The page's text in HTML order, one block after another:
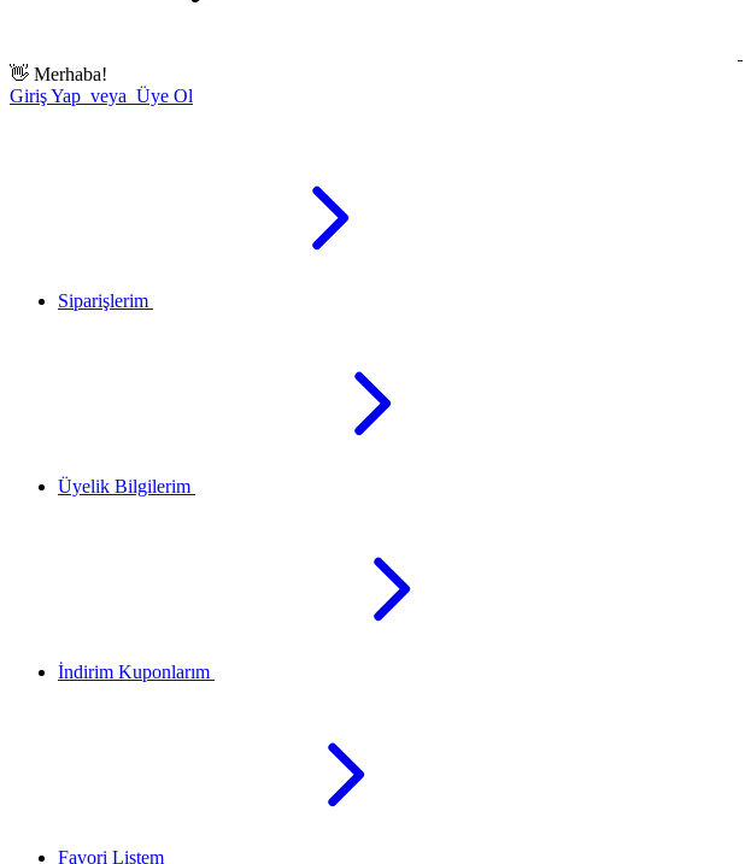
👋 Merhaba!
Giriş Yap veya Üye Ol
Siparişlerim
Üyelik Bilgilerim
İndirim Kuponlarım
Favori Listem